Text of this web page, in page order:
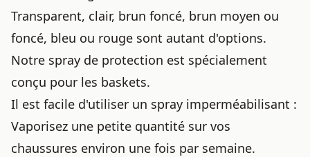
Transparent, clair, brun foncé, brun moyen ou
foncé, bleu ou rouge sont autant d'options.
Notre spray de protection est spécialement
conçu pour les baskets.
Il est facile d'utiliser un spray imperméabilisant :
Vaporisez une petite quantité sur vos
chaussures environ une fois par semaine.